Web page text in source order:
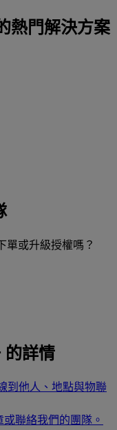
熱門解決方案
單或升級授權嗎？
的詳情
到他人、地點與物聯
聯絡我們的團隊。